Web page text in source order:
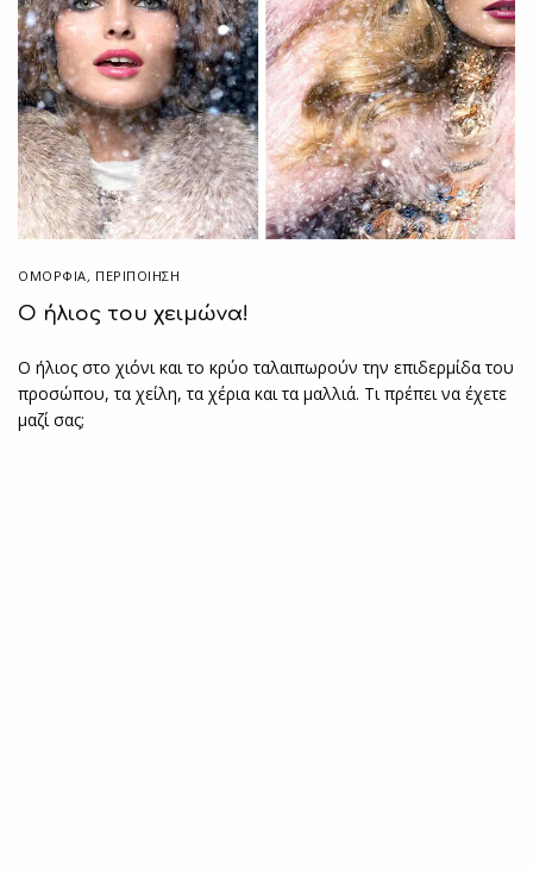
ΟΜΟΡΦΙΑ, ΠΕΡΙΠΟΊΗΣΗ
Ο ήλιος του χειμώνα!
Ο ήλιος στο χιόνι και το κρύο ταλαιπωρούν την επιδερμίδα του
προσώπου, τα χείλη, τα χέρια και τα μαλλιά. Τι πρέπει να έχετε
μαζί σας;